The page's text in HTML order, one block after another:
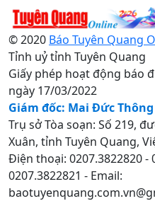
© 2020 Báo Tuyên Quang
Tỉnh uỷ tỉnh Tuyên Quang
Giấy phép hoạt động báo
ngày 17/03/2022
Giám đốc: Mai Đức Thông
Trụ sở Tòa soạn: Số 219,
Xuân, tỉnh Tuyên Quang,
Điện thoại: 0207.3822820 -
0207.3822821 - Email: